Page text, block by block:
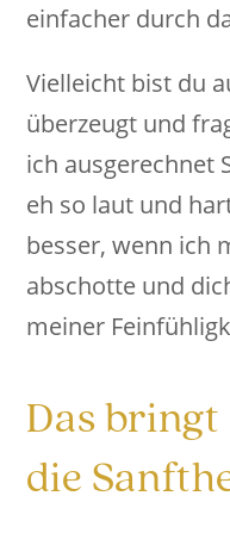
einfacher durch
Vielleicht bist du
überzeugt und
ich ausgerechnet
eh so laut und
besser, wenn ich
abschotte und
meiner
Das bringt
die